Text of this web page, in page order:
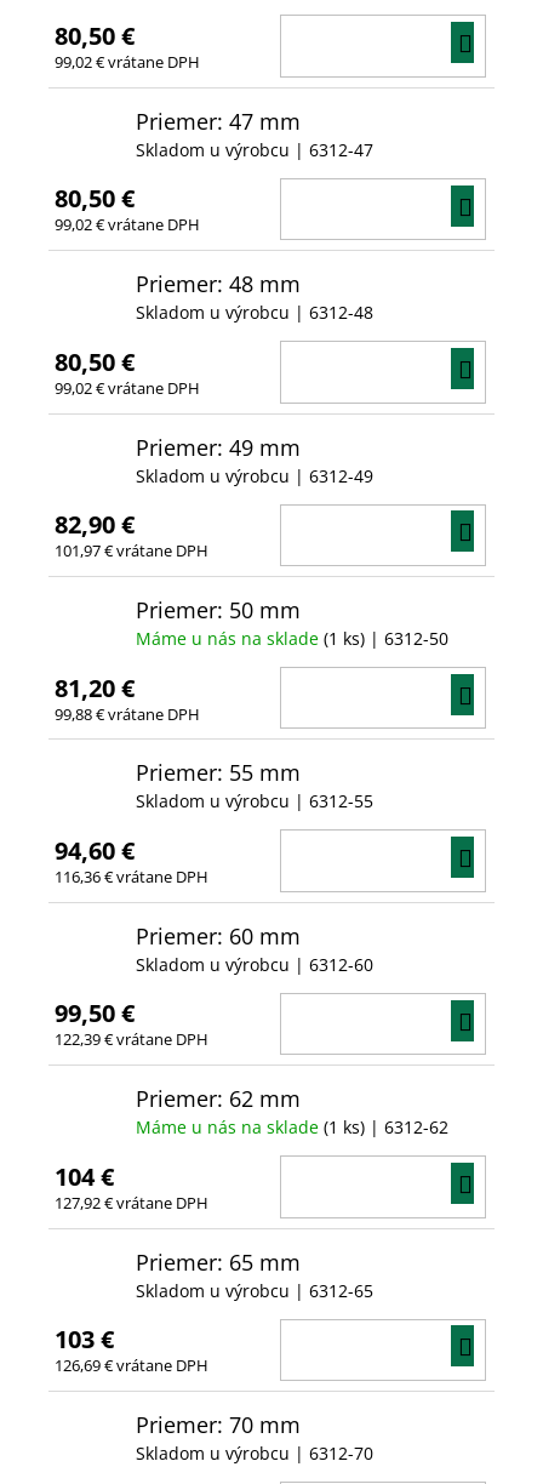
80,50 €
99,02 € vrátane DPH
Priemer: 47 mm
Skladom u výrobcu | 6312-47
80,50 €
99,02 € vrátane DPH
Priemer: 48 mm
Skladom u výrobcu | 6312-48
80,50 €
99,02 € vrátane DPH
Priemer: 49 mm
Skladom u výrobcu | 6312-49
82,90 €
101,97 € vrátane DPH
Priemer: 50 mm
Máme u nás na sklade (1 ks) | 6312-50
81,20 €
99,88 € vrátane DPH
Priemer: 55 mm
Skladom u výrobcu | 6312-55
94,60 €
116,36 € vrátane DPH
Priemer: 60 mm
Skladom u výrobcu | 6312-60
99,50 €
122,39 € vrátane DPH
Priemer: 62 mm
Máme u nás na sklade (1 ks) | 6312-62
104 €
127,92 € vrátane DPH
Priemer: 65 mm
Skladom u výrobcu | 6312-65
103 €
126,69 € vrátane DPH
Priemer: 70 mm
Skladom u výrobcu | 6312-70